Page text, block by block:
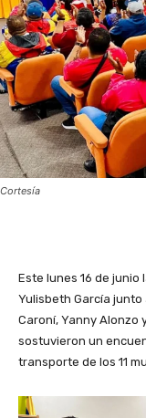
Cortesía
Este lunes 16 de
Yulisbeth García
Caroní, Yanny Alonzo
sostuvieron un
transporte de los 11